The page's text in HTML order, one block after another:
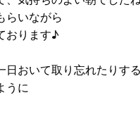
らいながら
おります♪
日おいて取り忘れたりす
うに